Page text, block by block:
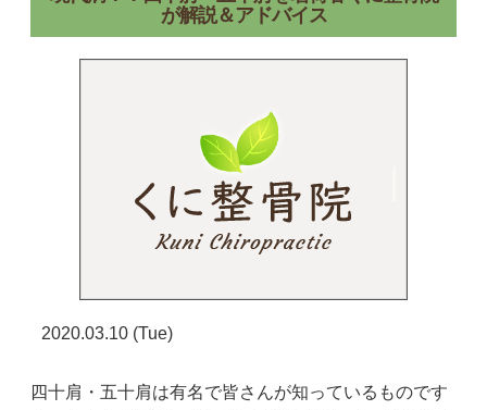
が解説＆アドバイス
2020.03.10 (Tue)
四十肩・五十肩は有名で皆さんが知っているものです